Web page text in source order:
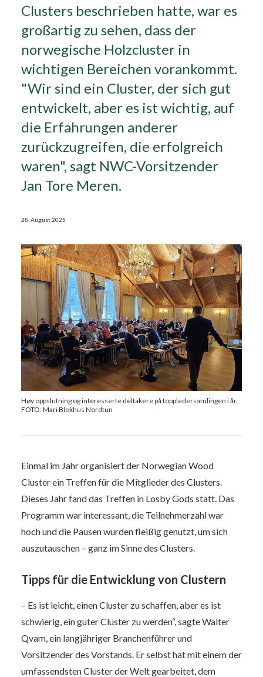
Clusters beschrieben hatte, war es
großartig zu sehen, dass der
norwegische Holzcluster in
wichtigen Bereichen vorankommt.
"Wir sind ein Cluster, der sich gut
entwickelt, aber es ist wichtig, auf
die Erfahrungen anderer
zurückzugreifen, die erfolgreich
waren", sagt NWC-Vorsitzender
Jan Tore Meren.
28. August 2025
Høy oppslutning og interesserte deltakere på toppledersamlingen i år.
FOTO: Mari Blokhus Nordtun
Einmal im Jahr organisiert der Norwegian Wood
Cluster ein Treffen für die Mitglieder des Clusters.
Dieses Jahr fand das Treffen in Losby Gods statt. Das
Programm war interessant, die Teilnehmerzahl war
hoch und die Pausen wurden fleißig genutzt, um sich
auszutauschen – ganz im Sinne des Clusters.
Tipps für die Entwicklung von Clustern
– Es ist leicht, einen Cluster zu schaffen, aber es ist
schwierig, ein guter Cluster zu werden“, sagte Walter
Qvam, ein langjähriger Branchenführer und
Vorsitzender des Vorstands. Er selbst hat mit einem der
umfassendsten Cluster der Welt gearbeitet, dem